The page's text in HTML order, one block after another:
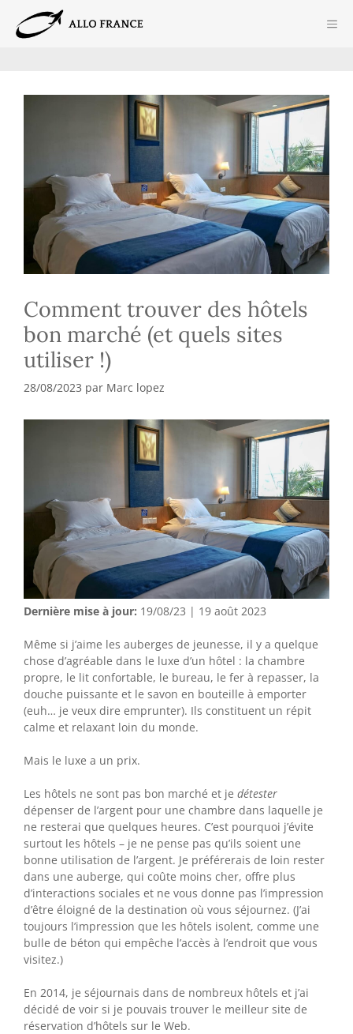
contenu
Comment trouver des hôtels
bon marché (et quels sites
utiliser !)
28/08/2023 par Marc lopez
Dernière mise à jour: 19/08/23 | 19 août 2023
Même si j’aime les auberges de jeunesse, il y a quelque
chose d’agréable dans le luxe d’un hôtel : la chambre
propre, le lit confortable, le bureau, le fer à repasser, la
douche puissante et le savon en bouteille à emporter
(euh… je veux dire emprunter). Ils constituent un répit
calme et relaxant loin du monde.
Mais le luxe a un prix.
Les hôtels ne sont pas bon marché et je détester
dépenser de l’argent pour une chambre dans laquelle je
ne resterai que quelques heures. C’est pourquoi j’évite
surtout les hôtels – je ne pense pas qu’ils soient une
bonne utilisation de l’argent. Je préférerais de loin rester
dans une auberge, qui coûte moins cher, offre plus
d’interactions sociales et ne vous donne pas l’impression
d’être éloigné de la destination où vous séjournez. (J’ai
toujours l’impression que les hôtels isolent, comme une
bulle de béton qui empêche l’accès à l’endroit que vous
visitez.)
En 2014, je séjournais dans de nombreux hôtels et j’ai
décidé de voir si je pouvais trouver le meilleur site de
réservation d’hôtels sur le Web.